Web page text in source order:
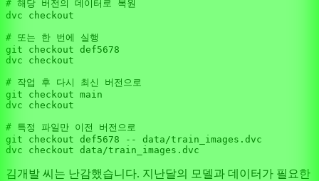
# 해당 버전의 데이터로 복원
dvc checkout
# 또는 한 번에 실행
git checkout def5678
dvc checkout
# 작업 후 다시 최신 버전으로
git checkout main
dvc checkout
# 특정 파일만 이전 버전으로
git checkout def5678 -- data/train_images.dvc
김개발 씨는 난감했습니다. 지난달의 모델과 데이터가 필요한